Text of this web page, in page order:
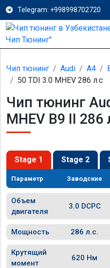
Telegram: +998998702720
Чип тюнинг Audi A4
50 TDI 3.0 MHEV 286 л.с
Чип тюнинг
MHEV B9 II 286
Stage 1 Stage 2
Параметр Заводские
Объем
двигателя
3.0 DCPC
Мощность 286 л.с.
Крутящий
момент
620 Нм